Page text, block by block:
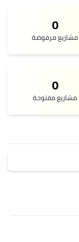
0
مشاريع مرفوضة
0
مشاريع مفتوحة